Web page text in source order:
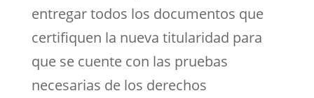
entregar todos los documentos que
certifiquen la nueva titularidad para
que se cuente con las pruebas
necesarias de los derechos